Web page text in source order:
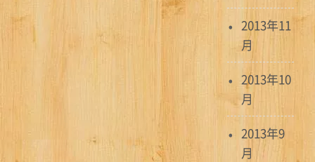
2013年11
月
2013年10
月
2013年9
月